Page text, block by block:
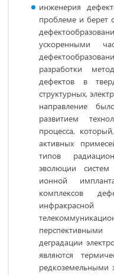
инженерия
проблеме и берет
ускоренными
разработки
дефектов в
структурных,
направление
развитием
процесса,
активных
типов
эволюции
ионной
комплексов
деградации
являются
редкоземельными